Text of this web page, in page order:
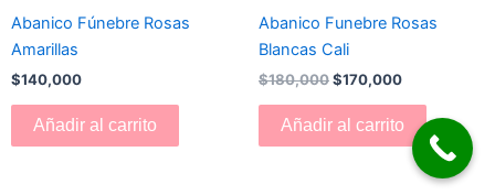
Abanico Fúnebre Rosas
Amarillas
$140,000
Añadir al carrito
Abanico Funebre Rosas
Blancas Cali
$180,000$170,000
Añadir al carrito